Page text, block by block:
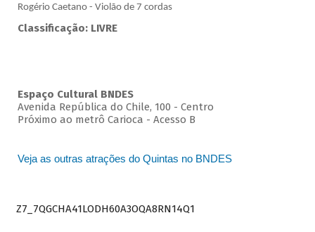
Rogério Caetano - Violão de 7 cordas
Classificação: LIVRE
Espaço Cultural BNDES
Avenida República do Chile, 100 - Centro
Próximo ao metrô Carioca - Acesso B
Veja as outras atrações do Quintas no BNDES
Z7_7QGCHA41LODH60A3OQA8RN14Q1